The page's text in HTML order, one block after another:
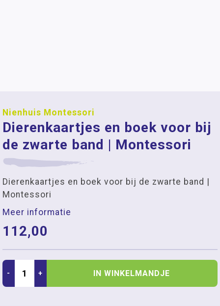
Nienhuis Montessori
Dierenkaartjes en boek voor bij
de zwarte band | Montessori
Dierenkaartjes en boek voor bij de zwarte band |
Montessori
Meer informatie
112,00
- + IN WINKELMANDJE